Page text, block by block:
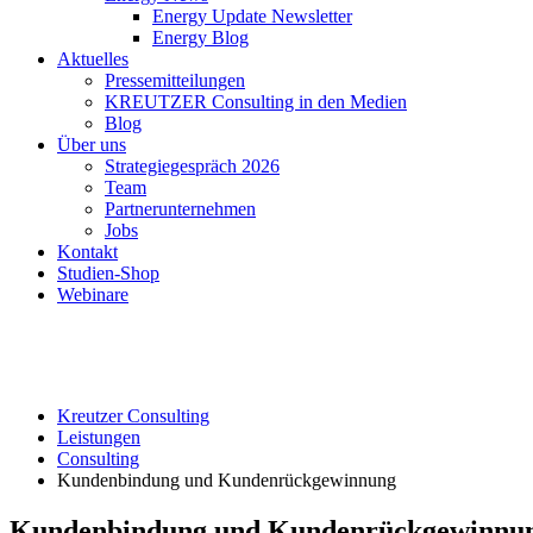
Energy Update Newsletter
Energy Blog
Aktuelles
Pressemitteilungen
KREUTZER Consulting in den Medien
Blog
Über uns
Strategiegespräch 2026
Team
Partnerunternehmen
Jobs
Kontakt
Studien-Shop
Webinare
Kreutzer Consulting
Leistungen
Consulting
Kundenbindung und Kundenrückgewinnung